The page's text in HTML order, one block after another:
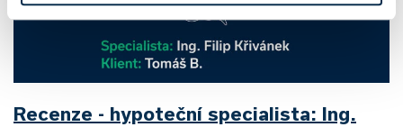
Recenze - hypoteční specialista: Ing.